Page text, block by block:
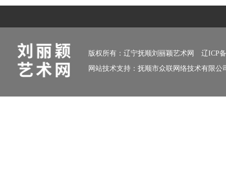
版权所有：辽宁抚顺刘丽颖艺术网 辽ICP
网站技术支持： 抚顺市众联网络技术有限公